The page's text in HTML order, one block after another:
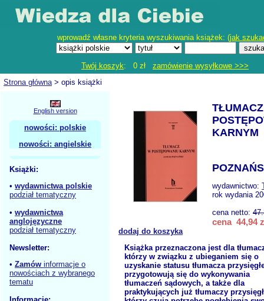
wprowadź własne kryteria wyszukiwania książek: (jak
Twój koszyk: 0 zł zamówienie wysyłkowe >>>
Strona główna> opis książki
English version
nowości: polskie
nowości: angielskie
Książki:
• wydawnictwa polskie
podział tematyczny
• wydawnictwa
anglojęzyczne
podział tematyczny
Newsletter:
• Zamów informacje o
nowościach z wybranego
tematu
KARNYM
wydawnictwo:
rok wydania
cena netto:
cena 44,94
dodaj do koszyka
Książka przeznaczona jest dla
którzy w związku z ubieganiem się o
uzyskanie statusu tłumacza
przygotowują się do wykonywania
tłumaczeń sądowych, a także dla
praktykujących już tłumaczy